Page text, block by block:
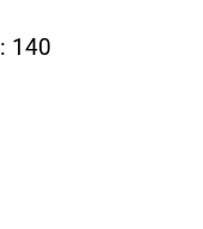
: 140